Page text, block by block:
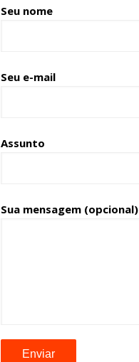
Seu nome
Seu e-mail
Assunto
Sua mensagem (opcional)